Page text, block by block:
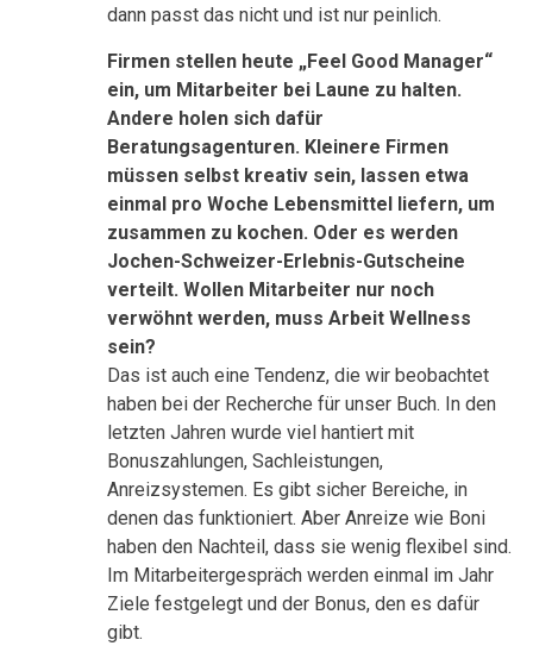
dann passt das nicht und ist nur peinlich.
Firmen stellen heute „Feel Good Manager“
ein, um Mitarbeiter bei Laune zu halten.
Andere holen sich dafür
Beratungsagenturen. Kleinere Firmen
müssen selbst kreativ sein, lassen etwa
einmal pro Woche Lebensmittel liefern, um
zusammen zu kochen. Oder es werden
Jochen-Schweizer-Erlebnis-Gutscheine
verteilt. Wollen Mitarbeiter nur noch
verwöhnt werden, muss Arbeit Wellness
sein?
Das ist auch eine Tendenz, die wir beobachtet
haben bei der Recherche für unser Buch. In den
letzten Jahren wurde viel hantiert mit
Bonuszahlungen, Sachleistungen,
Anreizsystemen. Es gibt sicher Bereiche, in
denen das funktioniert. Aber Anreize wie Boni
haben den Nachteil, dass sie wenig flexibel sind.
Im Mitarbeitergespräch werden einmal im Jahr
Ziele festgelegt und der Bonus, den es dafür
gibt.